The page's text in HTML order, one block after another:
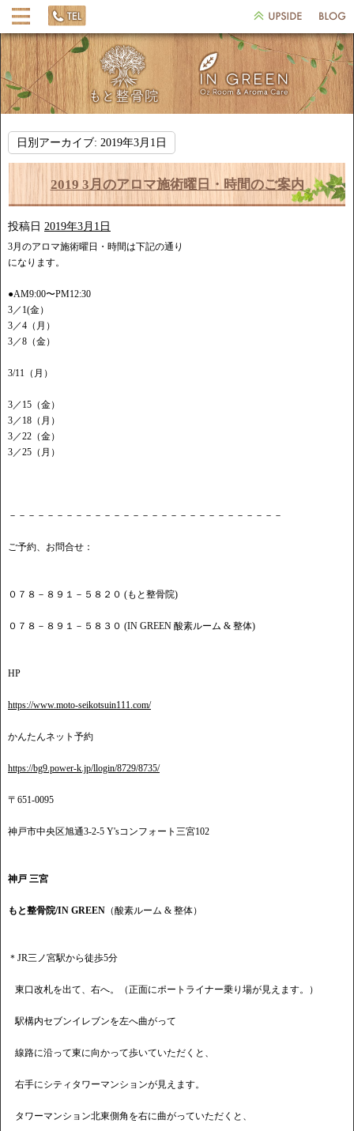
日別アーカイブ: 2019年3月1日
2019 3月のアロマ施術曜日・時間のご案内
投稿日 2019年3月1日
3月のアロマ施術曜日・時間は下記の通り
になります。
●AM9:00〜PM12:30
3／1(金）
3／4（月）
3／8（金）
3/11（月）
3／15（金）
3／18（月）
3／22（金）
3／25（月）
－－－－－－－－－－－－－－－－－－－－－－－－－－－－－
ご予約、お問合せ：
０７８－８９１－５８２０ (もと整骨院)
０７８－８９１－５８３０ (IN GREEN 酸素ルーム & 整体)
HP
https://www.moto-seikotsuin111.com/
かんたんネット予約
https://bg9.power-k.jp/llogin/8729/8735/
〒651-0095
神戸市中央区旭通3-2-5 Y'sコンフォート三宮102
神戸 三宮
もと整骨院/IN GREEN （酸素ルーム & 整体）
＊JR三ノ宮駅から徒歩5分
東口改札を出て、右へ。（正面にポートライナー乗り場が見えます。）
駅構内セブンイレブンを左へ曲がって
線路に沿って東に向かって歩いていただくと、
右手にシティタワーマンションが見えます。
タワーマンション北東側角を右に曲がっていただくと、